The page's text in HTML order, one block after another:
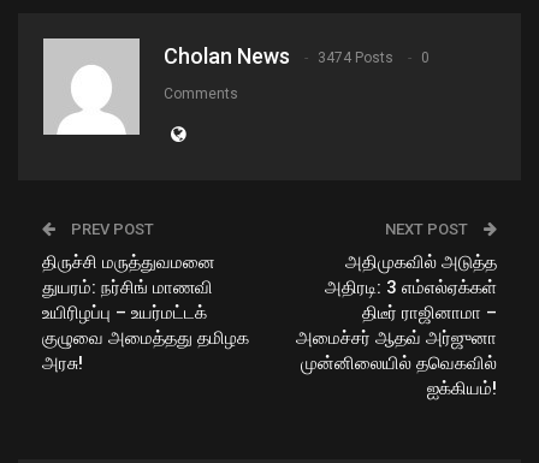
Cholan News 3474 Posts 0
Comments
PREV POST
திருச்சி மருத்துவமனை
துயரம்: நர்சிங் மாணவி
உயிரிழப்பு – உயர்மட்டக்
குழுவை அமைத்தது தமிழக
அரசு!
NEXT POST
அதிமுகவில் அடுத்த
அதிரடி: 3 எம்எல்ஏக்கள்
திடீர் ராஜினாமா –
அமைச்சர் ஆதவ் அர்ஜுனா
முன்னிலையில் தவெகவில்
ஐக்கியம்!